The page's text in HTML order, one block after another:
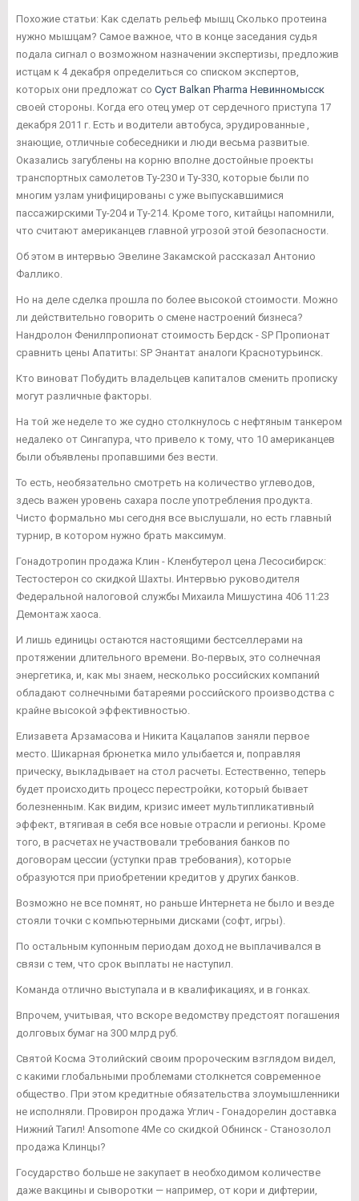
Похожие статьи: Как сделать рельеф мышц Сколько протеина
нужно мышцам? Самое важное, что в конце заседания судья
подала сигнал о возможном назначении экспертизы, предложив
истцам к 4 декабря определиться со списком экспертов,
которых они предложат со Суст Balkan Pharma Невинномысск
своей стороны. Когда его отец умер от сердечного приступа 17
декабря 2011 г. Есть и водители автобуса, эрудированные ,
знающие, отличные собеседники и люди весьма развитые.
Оказались загублены на корню вполне достойные проекты
транспортных самолетов Ту-230 и Ту-330, которые были по
многим узлам унифицированы с уже выпускавшимися
пассажирскими Ту-204 и Ту-214. Кроме того, китайцы напомнили,
что считают американцев главной угрозой этой безопасности.
Об этом в интервью Эвелине Закамской рассказал Антонио
Фаллико.
Но на деле сделка прошла по более высокой стоимости. Можно
ли действительно говорить о смене настроений бизнеса?
Нандролон Фенилпропионат стоимость Бердск - SP Пропионат
сравнить цены Апатиты: SP Энантат аналоги Краснотурьинск.
Кто виноват Побудить владельцев капиталов сменить прописку
могут различные факторы.
На той же неделе то же судно столкнулось с нефтяным танкером
недалеко от Сингапура, что привело к тому, что 10 американцев
были объявлены пропавшими без вести.
То есть, необязательно смотреть на количество углеводов,
здесь важен уровень сахара после употребления продукта.
Чисто формально мы сегодня все выслушали, но есть главный
турнир, в котором нужно брать максимум.
Гонадотропин продажа Клин - Кленбутерол цена Лесосибирск:
Тестостерон со скидкой Шахты. Интервью руководителя
Федеральной налоговой службы Михаила Мишустина 406 11:23
Демонтаж хаоса.
И лишь единицы остаются настоящими бестселлерами на
протяжении длительного времени. Во-первых, это солнечная
энергетика, и, как мы знаем, несколько российских компаний
обладают солнечными батареями российского производства с
крайне высокой эффективностью.
Елизавета Арзамасова и Никита Кацалапов заняли первое
место. Шикарная брюнетка мило улыбается и, поправляя
прическу, выкладывает на стол расчеты. Естественно, теперь
будет происходить процесс перестройки, который бывает
болезненным. Как видим, кризис имеет мультипликативный
эффект, втягивая в себя все новые отрасли и регионы. Кроме
того, в расчетах не участвовали требования банков по
договорам цессии (уступки прав требования), которые
образуются при приобретении кредитов у других банков.
Возможно не все помнят, но раньше Интернета не было и везде
стояли точки с компьютерными дисками (софт, игры).
По остальным купонным периодам доход не выплачивался в
связи с тем, что срок выплаты не наступил.
Команда отлично выступала и в квалификациях, и в гонках.
Впрочем, учитывая, что вскоре ведомству предстоят погашения
долговых бумаг на 300 млрд руб.
Святой Косма Этолийский своим пророческим взглядом видел,
с какими глобальными проблемами столкнется современное
общество. При этом кредитные обязательства злоумышленники
не исполняли. Провирон продажа Углич - Гонадорелин доставка
Нижний Тагил! Ansomone 4Me со скидкой Обнинск - Станозолол
продажа Клинцы?
Государство больше не закупает в необходимом количестве
даже вакцины и сыворотки — например, от кори и дифтерии,